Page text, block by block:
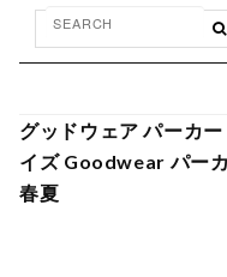
グッドウェア パーカ
イズ Goodwear パー
春夏